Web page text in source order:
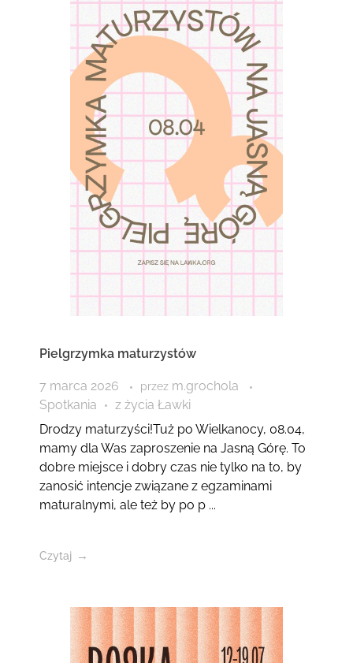
Pielgrzymka maturzystów
7 marca 2026 przez m.grochola
Spotkania
z życia Ławki
Drodzy maturzyści!Tuż po Wielkanocy, 08.04,
mamy dla Was zaproszenie na Jasną Górę. To
dobre miejsce i dobry czas nie tylko na to, by
zanosić intencje związane z egzaminami
maturalnymi, ale też by po p ...
Czytaj